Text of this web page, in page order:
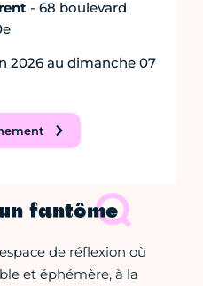
- 68 boulevard
2026 au dimanche 07
fantôme
de réflexion où
et éphémère, à la